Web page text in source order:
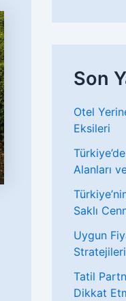
Son
Otel
Eksileri
Alanları
Saklı
Uygun
Stratejileri
Tatil
Dikkat